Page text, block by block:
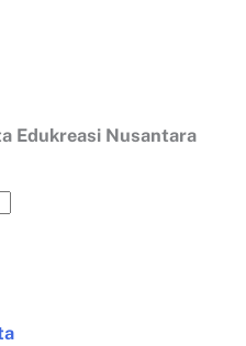
Edukreasi Nusantara